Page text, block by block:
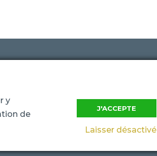
y
de
J'ACCEPTE
Laisser désactivé